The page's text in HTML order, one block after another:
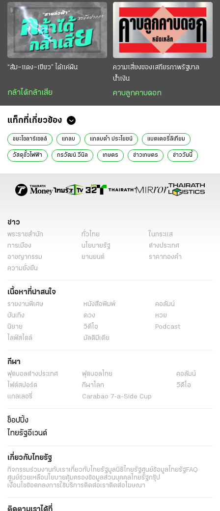
“ส้ม–แดง–เขียว” ได้แค่ฝัน
กล้าได้กล้าเสีย
ความเสี่ยงของเสถียรภาพรัฐบาล
น้ำเงิน
คาบลูกคาบดอก
แท็กที่เกี่ยวข้อง
ขยะโซลาร์เซลล์ แกลบ แกลบดํา ประโยชน์ แบตเตอรี่ลิเทียม
วัสดุขั้วไฟฟ้า กรวัฒน์ วีนิล เกษตร ข่าวเกษตร ข่าววันนี้
ข่าว
พระราชสำนัก ทั่วไทย
ในกระแส
การเมือง
นโยบายรัฐ
ต่างประเทศ
อาชญากรรม
ยานยนต์
ราคาทองคำ
ความยั่งยืน
เนื้อหาที่น่าสนใจ
รายงานพิเศษ หนังสือพิมพ์
คอลัมน์
บันเทิง
ดวง
หวย
นิยาย
วิดีโอ
Podcast
ไลฟ์สไตล์
มัลติมีเดีย
กีฬา
ฟุตบอลต่่างประเทศ ฟุตบอลไทย
คอลัมน์
ไฟต์สปอร์ต
กีฬาโลก
วิดีโอ
แกลเลอรี่
Carabao 7-a-Side Cup
ช็อปปิ้ง
ไทยรัฐอีเวนต์
เกี่ยวกับไทยรัฐ
กิจกรรมร่วมงานกับเราเกี่ยวกับไทยรัฐมูลนิธิไทยรัฐศูนย์ข้อมูลไทยรัฐFAQ
ศูนย์ช่วยเหลือนโยบายคุ้มครองข้อมูลส่วนบุคคลไทยรัฐกรุ๊ป
เงื่อนไขข้อตกลงการใช้บริการติดต่อเราติดต่อโฆษณา